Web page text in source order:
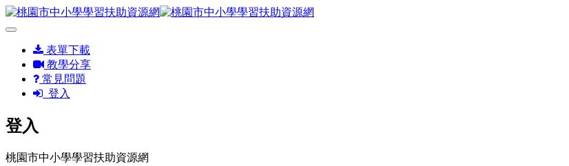
表單下載
教學分享
常見問題
登入
登入
桃園市中小學學習扶助資源網